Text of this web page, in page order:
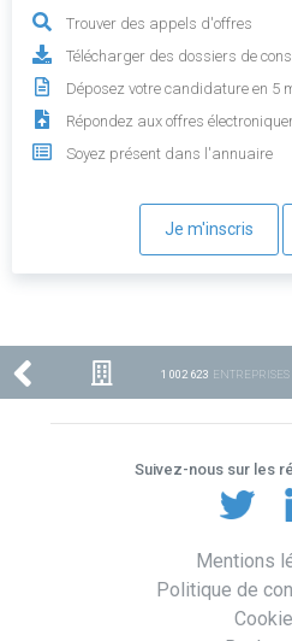
Trouver des appels d'offres
Télécharger des dossiers de
Déposez votre candidature en 5
Répondez aux offres
Soyez présent dans l'annuaire
Je m'inscris
1 002 623
Suivez-nous sur les
Mentions
Politique de